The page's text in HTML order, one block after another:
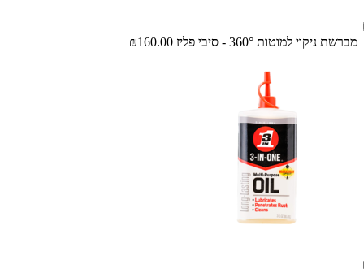
מברשת ניקוי למוטות 360° - סיבי פליז ₪160.00